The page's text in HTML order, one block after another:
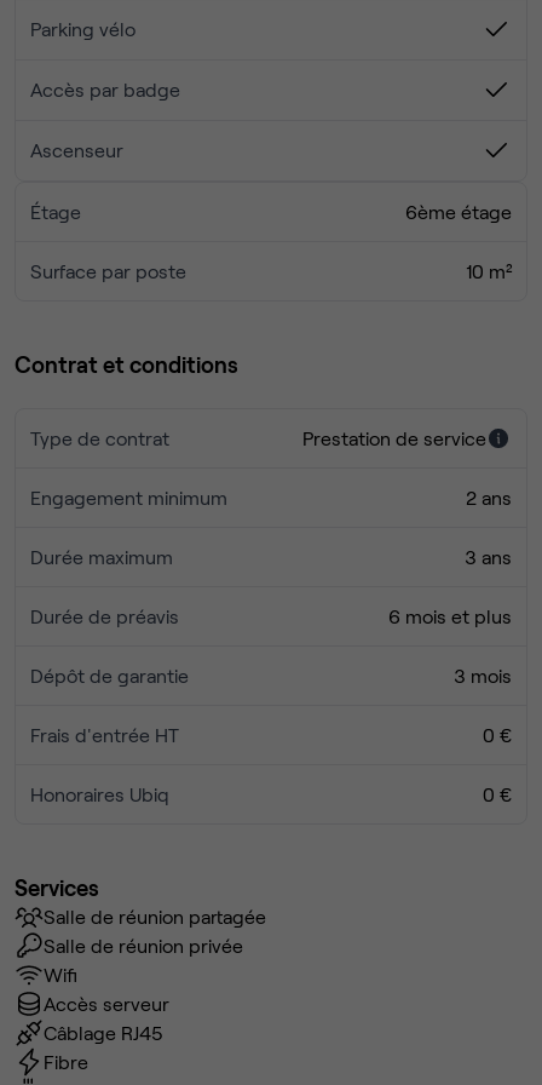
Visites possibles rapidement – dossier et informations
Parking vélo
Accès par badge
Ascenseur
Étage 6ème étage
Surface par poste 10 m²
Contrat et conditions
Type de contrat Prestation de service
Engagement minimum 2 ans
Durée maximum 3 ans
Durée de préavis 6 mois et plus
Dépôt de garantie 3 mois
Frais d'entrée HT 0 €
Honoraires Ubiq 0 €
Services
Salle de réunion partagée
Salle de réunion privée
Wifi
Accès serveur
Câblage RJ45
Fibre